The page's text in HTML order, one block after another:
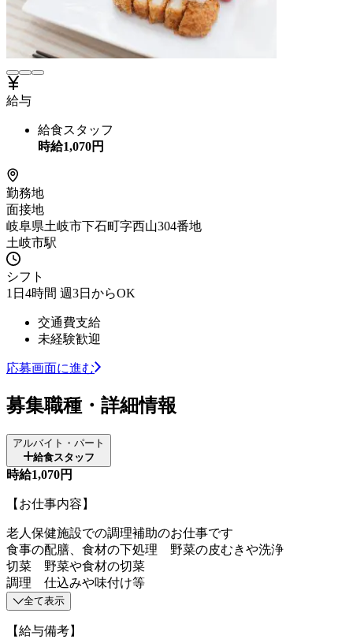
給与
給食スタッフ
時給1,070円
勤務地
面接地
岐阜県土岐市下石町字西山304番地
土岐市駅
シフト
1日4時間 週3日からOK
交通費支給
未経験歓迎
応募画面に進む
募集職種・詳細情報
アルバイト・パート
給食スタッフ
時給1,070円
【お仕事内容】
老人保健施設での調理補助のお仕事です
食事の配膳、食材の下処理 野菜の皮むきや洗浄
切菜 野菜や食材の切菜
調理 仕込みや味付け等
全て表示
【給与備考】